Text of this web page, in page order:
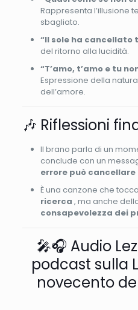
Rappresenta l’illusione
sbagliato.
“Il sole ha cancellato
del ritorno alla lucidità.
“T’amo, t’amo e tu
Espressione della
dell’amore.
🎶 Riflessioni
Il brano parla di un
conclude con un
errore può
È una canzone che
ricerca , ma anche
consapevolezza dei
🎤🎧 Audio
podcast sulla
novecento